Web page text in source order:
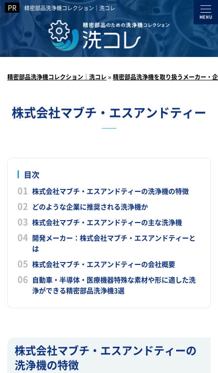
精密部品洗浄機コレクション｜洗コレ
精密部品洗浄機コレクション｜洗コレ »精密部品洗浄機を取り扱うメーカー・
株式会社マブチ・エスアンドティー
目次
株式会社マブチ・エスアンドティーの洗浄機の特徴
どのような企業に推奨される洗浄機か
株式会社マブチ・エスアンドティーの主な洗浄機
開発メーカー：株式会社マブチ・エスアンドティーと
は
株式会社マブチ・エスアンドティーの会社概要
自動車・半導体・医療機器特殊な素材や形に適した洗
浄ができる精密部品洗浄機3選
株式会社マブチ・エスアンドティーの
洗浄機の特徴